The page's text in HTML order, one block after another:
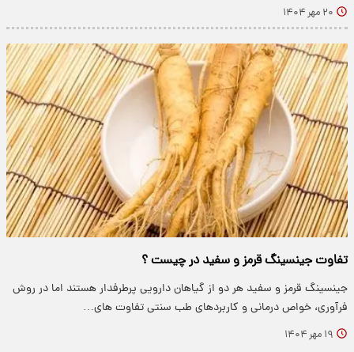
۲۰ مهر ۱۴۰۴
تفاوت جینسینگ قرمز و سفید در چیست ؟
جینسینگ قرمز و سفید هر دو از گیاهان دارویی پرطرفدار هستند اما در روش
فرآوری، خواص درمانی و کاربردهای طب سنتی تفاوت های…
۱۹ مهر ۱۴۰۴